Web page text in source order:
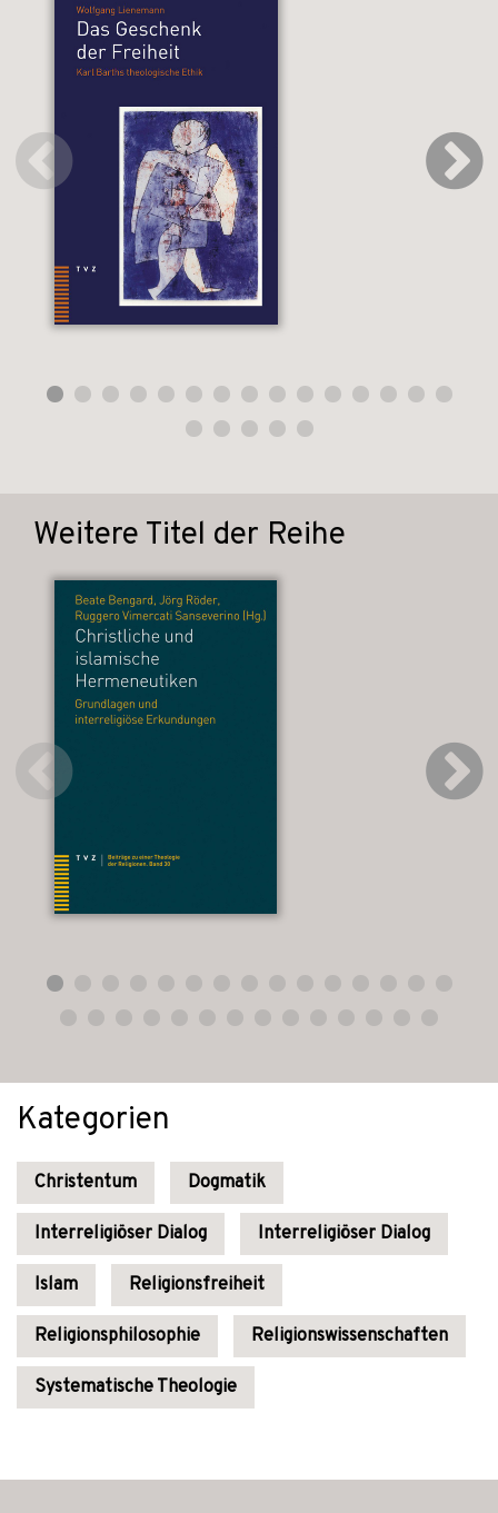
Weitere Titel der Reihe
Kategorien
Christentum Dogmatik
Interreligiöser Dialog Interreligiöser Dialog
Islam Religionsfreiheit
Religionsphilosophie Religionswissenschaften
Systematische Theologie